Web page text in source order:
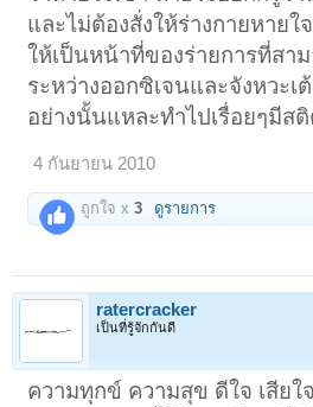
และไม่ต้องสั่งให้ร่างกายหาย
ให้เป็นหน้าที่ของร่ายการที่สา
ระหว่างออกซิเจนและจังหวะเ
อย่างนั้นแหละทำไปเรื่อยๆมีสติ
4 กันยายน 2010
ถูกใจ x3 ดูรายการ
ratercracker
เป็นที่รู้จักกันดี
ความทุกข์ ความสุข ดีใจ เสียใ